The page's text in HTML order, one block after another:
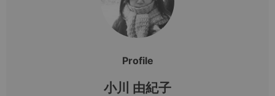
Profile
小川 由紀子